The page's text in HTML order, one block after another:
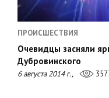
ПРОИСШЕСТВИЯ
Очевидцы засняли
Дубровинского
6 августа 2014 г.,